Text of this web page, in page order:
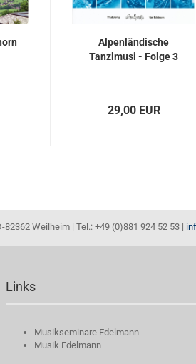
Alpenländische
Tanzlmusi - Folge 3
29,00 EUR
Weilheim | Tel.: +49 (0)881 924 52 53 |
Links
Musikseminare Edelmann
Musik Edelmann